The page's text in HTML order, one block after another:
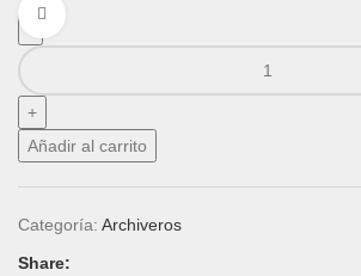
Añadir al carrito
Categoría: Archiveros
Share: